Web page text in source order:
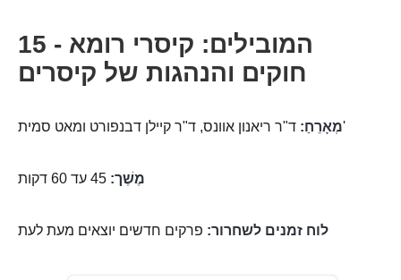
15 המובילים: קיסרי רומא -
חוקים והנהגות של קיסרים
מְאָרֵחַ:ד"ר ריאנון אוונס, ד"ר קיילן דבנפורט ומאט סמית'
מֶשֶׁך:
לוח זמנים לשחרור: פרקים חדשים יוצאים מעת לעת